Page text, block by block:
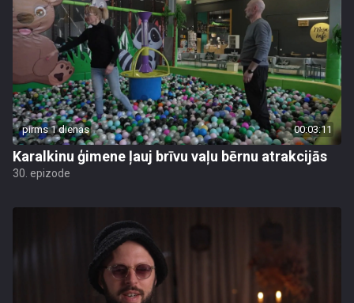
pirms 1 dienas 00:03:11
Karalkinu ģimene ļauj brīvu vaļu bērnu atrakcijās
30. epizode